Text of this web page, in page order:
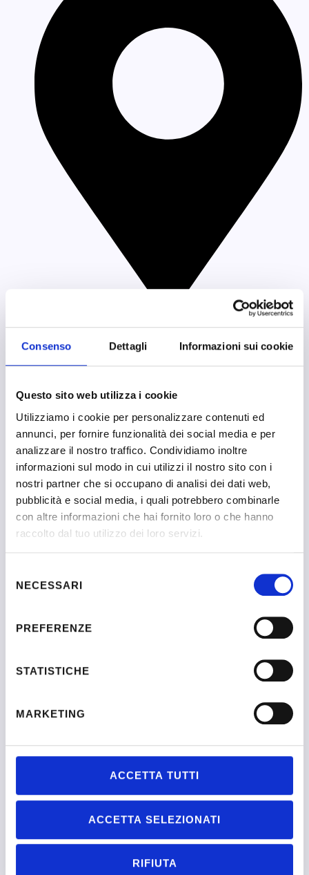
Consenso Dettagli Informazioni sui cookie
Questo sito web utilizza i cookie
Utilizziamo i cookie per personalizzare contenuti ed
annunci, per fornire funzionalità dei social media e per
analizzare il nostro traffico. Condividiamo inoltre
informazioni sul modo in cui utilizzi il nostro sito con i
nostri partner che si occupano di analisi dei dati web,
pubblicità e social media, i quali potrebbero combinarle
con altre informazioni che hai fornito loro o che hanno
raccolto dal tuo utilizzo dei loro servizi.
delNECESSARI
PREFERENZE
STATISTICHE
MARKETING
ACCETTA TUTTI
ACCETTA SELEZIONATI
RIFIUTA
Numero iscrizione 1760
Vulpo Serafina
Sono Vulpo Sara e sono una assistente sociale, formatrice e
Dal 2019 mi occupo, comebusiness coach, di formazione per le
Con grande entusiasmo e competenza, aiuto professionisti a